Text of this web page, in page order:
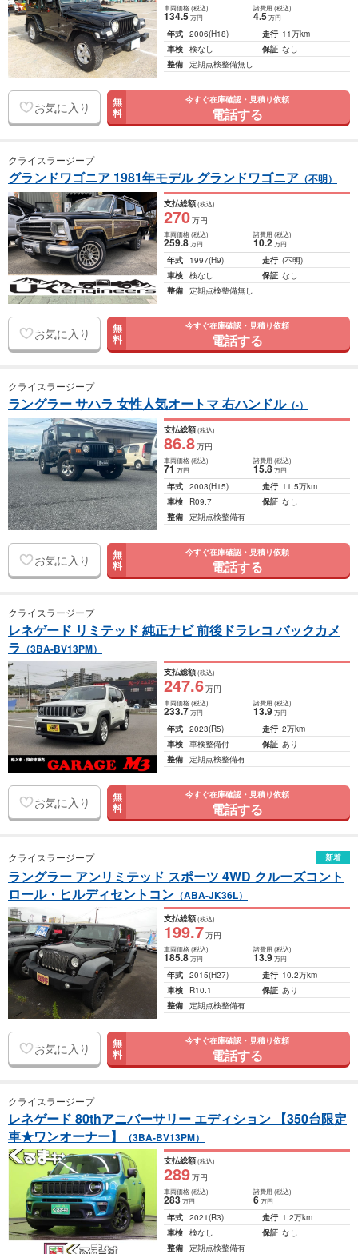
車両価格(税込)
134.5万円
諸費用 (税込)
4.5 万円
年式 2006(H18) 走行 11万km
車検 検なし 保証 なし
整備 定期点検整備無し
お気に入り 無
料
今すぐ在庫確認・見積り依頼
電話する
クライスラージープ
グランドワゴニア 1981年モデル グランドワゴニア （不明）
支払総額(税込)
270万円
車両価格(税込)
259.8万円
諸費用 (税込)
10.2 万円
年式 1997(H9) 走行 (不明)
車検 検なし 保証 なし
整備 定期点検整備無し
お気に入り 無
料
今すぐ在庫確認・見積り依頼
電話する
クライスラージープ
ラングラー サハラ 女性人気オートマ 右ハンドル（-）
支払総額(税込)
86.8万円
車両価格(税込)
71万円
諸費用 (税込)
15.8 万円
年式 2003(H15) 走行 11.5万km
車検
R09.7 保証 なし
整備 定期点検整備有
お気に入り 無
料
今すぐ在庫確認・見積り依頼
電話する
クライスラージープ
レネゲード リミテッド 純正ナビ 前後ドラレコ バックカメ
ラ （3BA-BV13PM）
支払総額(税込)
247.6万円
車両価格(税込)
233.7万円
諸費用 (税込)
13.9 万円
年式 2023(R5) 走行 2万km
車検 車検整備付 保証 あり
整備 定期点検整備有
お気に入り 無
料
今すぐ在庫確認・見積り依頼
電話する
クライスラージープ 新着
ラングラー アンリミテッド スポーツ 4WD クルーズコント
ロール・ヒルディセントコン （ABA-JK36L）
支払総額(税込)
199.7万円
車両価格(税込)
185.8万円
諸費用 (税込)
13.9 万円
年式 2015(H27) 走行 10.2万km
車検
R10.1 保証 あり
整備 定期点検整備有
お気に入り 無
料
今すぐ在庫確認・見積り依頼
電話する
クライスラージープ
レネゲード 80thアニバーサリー エディション 【350台限定
車★ワンオーナー】
（3BA-BV13PM）
支払総額(税込)
289万円
車両価格(税込)
283万円
諸費用 (税込)
6 万円
年式 2021(R3) 走行 1.2万km
車検 検なし 保証 なし
整備 定期点検整備有